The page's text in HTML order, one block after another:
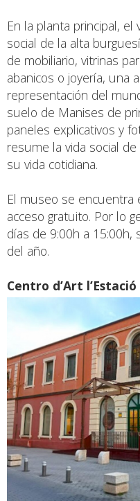
En la planta principal,
social de la alta
de mobiliario, vitrinas
abanicos o joyería, una
representación del
suelo de Manises de
paneles explicativos y
resume la vida social
su vida cotidiana.
El museo se encuentra
acceso gratuito. Por lo
días de 9:00h a 15:00h,
del año.
Centro d’Art